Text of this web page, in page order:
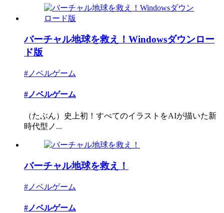
バーチャル地球を救え！Windowsダウンロー
ド版
#ノベルゲーム
#ノベルゲーム
（たぶん）史上初！すべてのイラストをAIが描いた新
時代型ノ...
バーチャル地球を救え！
#ノベルゲーム
#ノベルゲーム